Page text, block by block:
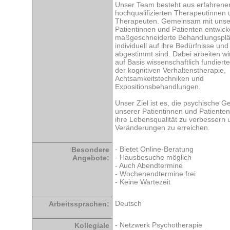
Unser Team besteht aus
hochqualifizierten Therapeutinnen
Therapeuten. Gemeinsam mit
Patientinnen und Patienten
maßgeschneiderte
individuell auf ihre Bedürfnisse
abgestimmt sind. Dabei arbeiten
auf Basis wissenschaftlich
der kognitiven Verhaltenstherapie,
Achtsamkeitstechniken und
Expositionsbehandlungen.
Unser Ziel ist es, die psychische
unserer Patientinnen und
ihre Lebensqualität zu verbessern
Veränderungen zu erreichen.
Besondere
Angebote:
- Bietet Online-Beratung
- Hausbesuche möglich
- Auch Abendtermine
- Wochenendtermine frei
- Keine Wartezeit
Arbeitssprachen: Deutsch
Kollegiale
- Netzwerk Psychotherapie